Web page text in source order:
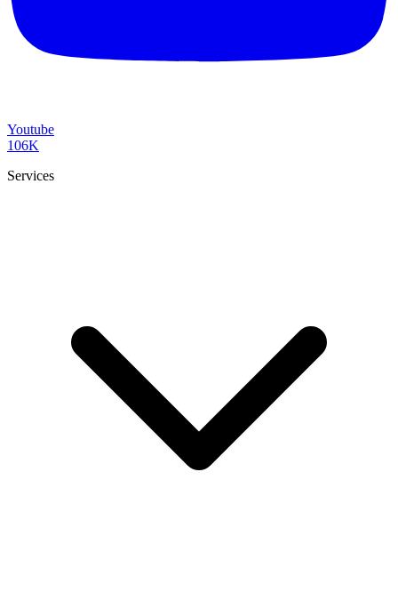
Youtube
106K
Services